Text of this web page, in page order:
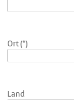
Ort(*)
Land